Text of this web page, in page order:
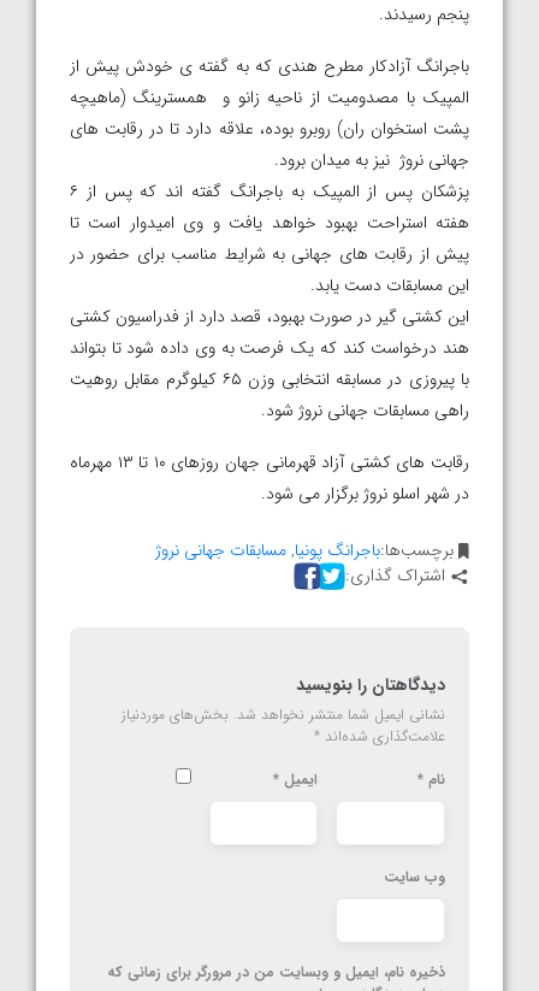
پنجم رسیدند.
باجرانگ آزادکار مطرح هندی که به گفته ی خودش پیش از
المپیک با مصدومیت از ناحیه زانو و همسترینگ (ماهیچه
پشت استخوان ران) روبرو بوده، علاقه دارد تا در رقابت های
جهانی نروژ نیز به میدان برود.
پزشکان پس از المپیک به باجرانگ گفته اند که پس از ۶
هفته استراحت بهبود خواهد یافت و وی امیدوار است تا
پیش از رقابت های جهانی به شرایط مناسب برای حضور در
این مسابقات دست یابد.
این کشتی گیر در صورت بهبود، قصد دارد از فدراسیون کشتی
هند درخواست کند که یک فرصت به وی داده شود تا بتواند
با پیروزی در مسابقه انتخابی وزن ۶۵ کیلوگرم مقابل روهیت
راهی مسابقات جهانی نروژ شود.
رقابت های کشتی آزاد قهرمانی جهان روزهای ۱۰ تا ۱۳ مهرماه
در شهر اسلو نروژ برگزار می شود.
برچسب‌ها:باجرانگ پونیا,مسابقات جهانی نروژ
اشتراک گذاری:
دیدگاهتان را بنویسید
نشانی ایمیل شما منتشر نخواهد شد. بخش‌های موردنیاز
علامت‌گذاری شده‌اند *
نام * ایمیل *
وب‌ سایت
ذخیره نام، ایمیل و وبسایت من در مرورگر برای زمانی که